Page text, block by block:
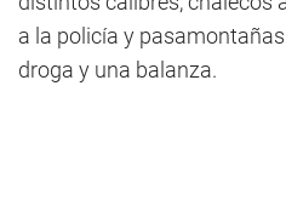
a la policía y
droga y una balanza.